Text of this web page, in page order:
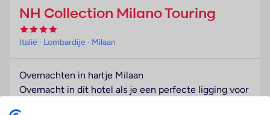
NH Collection Milano Touring
Italië · Lombardije · Milaan
Overnachten in hartje Milaan
Overnacht in dit hotel als je een perfecte ligging voor